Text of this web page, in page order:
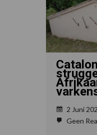
2 Juni
Geen